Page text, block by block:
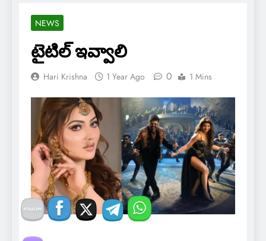
NEWS
టైటిల్ ఇవ్వాలి
Hari Krishna 1 Year Ago 0 1 Mins